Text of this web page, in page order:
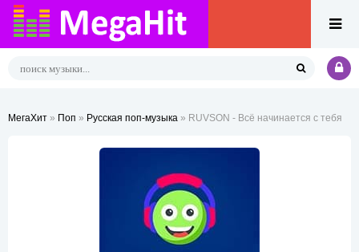
МегаХит » Поп » Русская поп-музыка » RUVSON - Всё начинается с тебя